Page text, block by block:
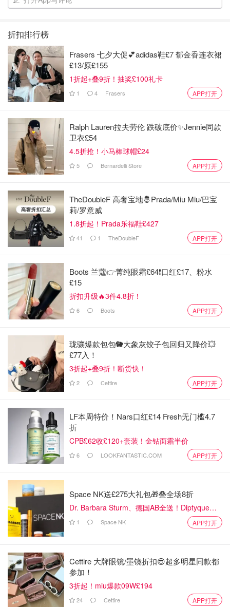
折扣排行榜
Frasers 七夕大促💕adidas鞋£7 郁金香连衣裙
£13/原£155
1折起+叠9折！抽奖£100礼卡
1 4 Frasers APP打开
Ralph Lauren拉夫劳伦 跌破底价✨Jennie同款
卫衣£54
4.5折抢！小马棒球帽£24
5 Bernardelli Store APP打开
TheDoubleF 高奢宝地🤴Prada/Miu Miu/巴宝
莉/罗意威
1.8折起！Prada乐福鞋£427
41 1 TheDoubleF APP打开
Boots 兰蔻👉菁纯眼霜£64❗口红£17、粉水
£15
折扣升级🔥3件4.8折！
6 Boots APP打开
珑骧爆款包包🐘大象灰饺子包回归又降价💥
£77入！
3折起+叠9折！断货快！
2 Cettire APP打开
LF本周特价！Nars口红£14 Fresh无门槛4.7
折
CPB£62收£120+套装！金钻面霜半价
6 LOOKFANTASTIC.COM APP打开
Space NK送£275大礼包🎁叠全场8折
Dr. Barbara Sturm、德国AB全送！Diptyque
50ml香水一律£81
1 Space NK APP打开
Cettire 大牌眼镜/墨镜折扣😎超多明星同款都
参加！
3折起！miu爆款09W£194
24 Cettire APP打开